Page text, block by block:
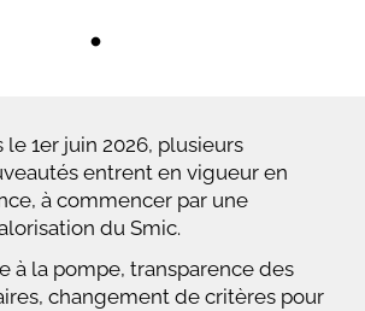
le 1er juin 2026, plusieurs
entrent en vigueur en
à commencer par une
du Smic.
à la pompe, transparence des
changement de critères pour